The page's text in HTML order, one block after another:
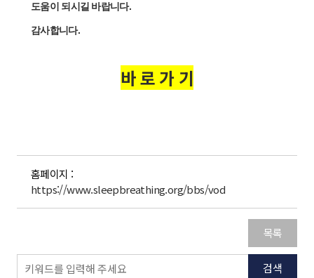
도움이 되시길 바랍니다.
감사합니다.
바 로 가 기
홈페이지 :
https://www.sleepbreathing.org/bbs/vod
목록
검색